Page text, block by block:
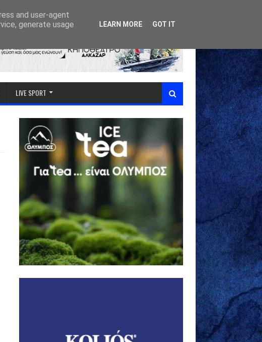
LIVE SPORT
and user-agent
generate usage
LEARN MORE GOT IT